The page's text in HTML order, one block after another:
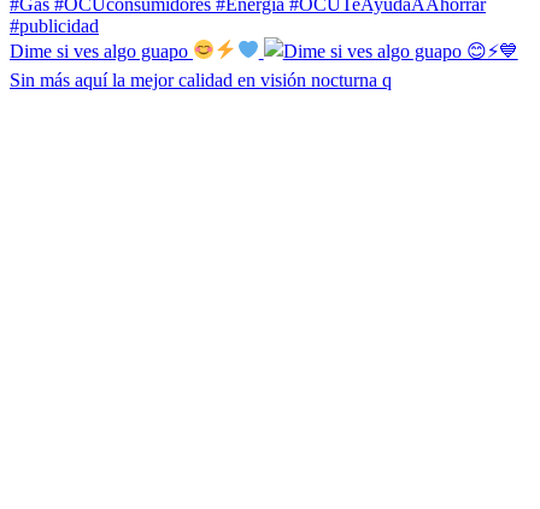
Dime si ves algo guapo
Sin más aquí la mejor calidad en visión nocturna q